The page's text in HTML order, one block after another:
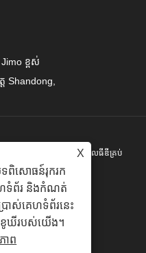
ខ្ពស់
Shandong,
Gropspors គ្រុបគ្រុបខូអិលធីឌីគ្រប់
។
| គោលការណ៍ឯកជនភាព
X
ទពិសោធន៍រុករក
ហទំព័រ និងកំណត់
ប្រាស់គេហទំព័រនេះ
ខូឃីរបស់យើង។
ាព